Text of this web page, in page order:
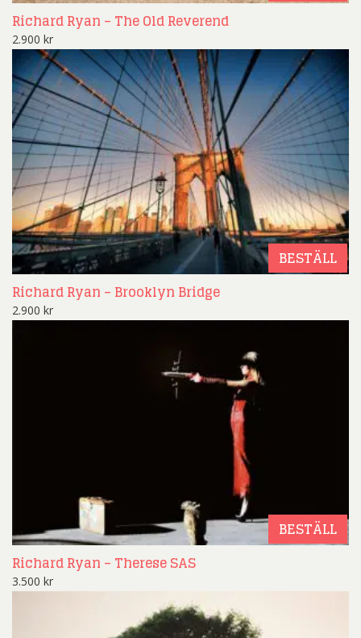
Richard Ryan – The Old Reverend
2.900 kr
BESTÄLL
Richard Ryan – Brooklyn Bridge
2.900 kr
BESTÄLL
Richard Ryan – Therese SAS
3.500 kr